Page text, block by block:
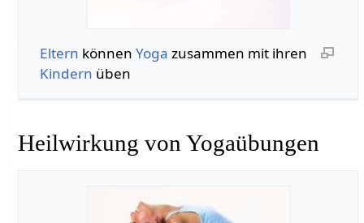
Eltern können Yoga zusammen mit ihren
Kindern üben
Heilwirkung von Yogaübungen